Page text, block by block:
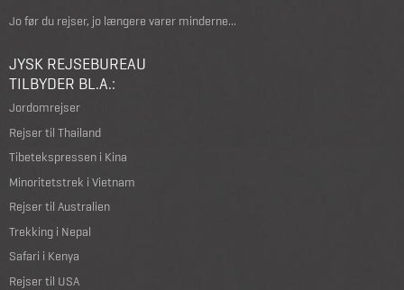
Jo før du rejser, jo længere varer minderne...
JYSK REJSEBUREAU
TILBYDER BL.A.:
Jordomrejser
Rejser til Thailand
Tibetekspressen i Kina
Minoritetstrek i Vietnam
Rejser til Australien
Trekking i Nepal
Safari i Kenya
Rejser til USA